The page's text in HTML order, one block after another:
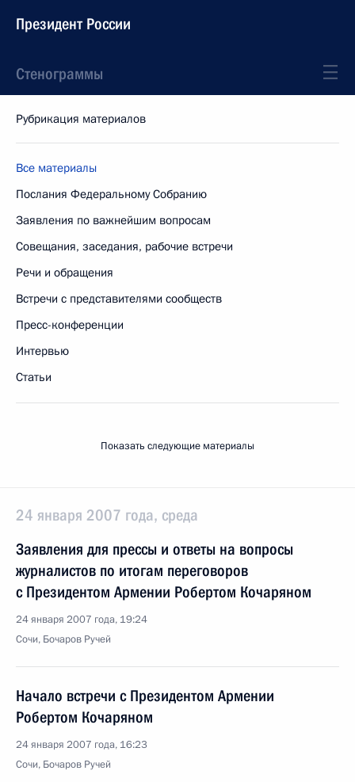
Президент России
Стенограммы
Рубрикация материалов
Все материалы
Послания Федеральному Собранию
Заявления по важнейшим вопросам
Совещания, заседания, рабочие встречи
Речи и обращения
Встречи с представителями сообществ
Пресс-конференции
Интервью
Статьи
Показать следующие материалы
24 января 2007 года, среда
Заявления для прессы и ответы на вопросы
журналистов по итогам переговоров
с Президентом Армении Робертом Кочаряном
24 января 2007 года, 19:24
Сочи, Бочаров Ручей
Начало встречи с Президентом Армении
Робертом Кочаряном
24 января 2007 года, 16:23
Сочи, Бочаров Ручей